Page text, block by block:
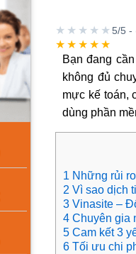
★★★★★
★★★★★
5/5 -
Bạn đang
không đủ
mực kế toán,
dùng phần
1 Những rủi
2 Vì sao dịch
3 Vinasite –
4 Chuyên gia
5 Cam kết 3
6 Tối ưu chi